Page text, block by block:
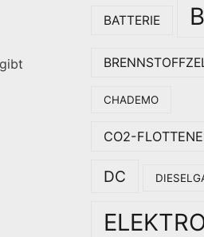
BATTERIE
CHADEMO
CO2-
DC